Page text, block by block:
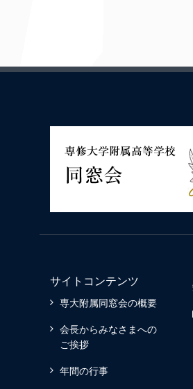
サイトコンテンツ
専大附属同窓会の概要
会長からみなさまへの
ご挨拶
年間の行事